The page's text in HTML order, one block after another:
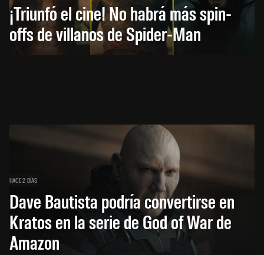
¡Triunfó el cine! No habrá más spin-
offs de villanos de Spider-Man
HACE 2 DÍAS
Dave Bautista podría convertirse en
Kratos en la serie de God of War de
Amazon